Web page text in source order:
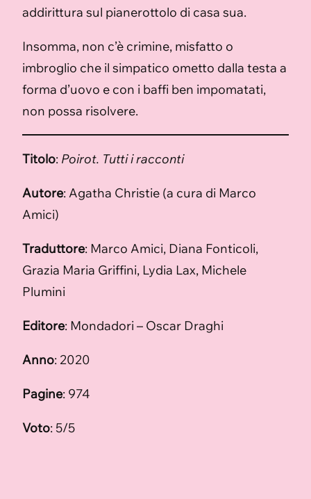
addirittura sul pianerottolo di casa sua.
Insomma, non c’è crimine, misfatto o
imbroglio che il simpatico ometto dalla testa a
forma d’uovo e con i baffi ben impomatati,
non possa risolvere.
Titolo: Poirot. Tutti i racconti
Autore: Agatha Christie (a cura di Marco
Amici)
Traduttore: Marco Amici, Diana Fonticoli,
Grazia Maria Griffini, Lydia Lax, Michele
Plumini
Editore: Mondadori – Oscar Draghi
Anno: 2020
Pagine: 974
Voto: 5/5